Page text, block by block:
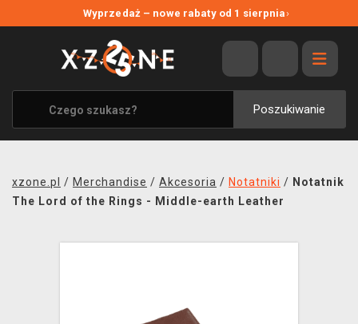
Wyprzedaż – nowe rabaty od 1 sierpnia›
Poszukiwanie
WYPRZEDAŻ
WSZYSTKIE MARKI
XZONE ORIGINALS
UBRANIA I AKCESORIA
SOUNDTRACKI
xzone.pl / Merchandise / Akcesoria / Notatniki / Notatnik
The Lord of the Rings - Middle-earth Leather